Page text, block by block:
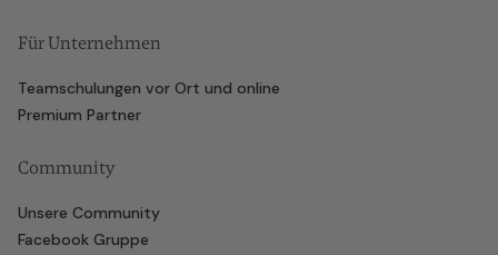
Für Unternehmen
Teamschulungen vor Ort und online
Premium Partner
Community
Unsere Community
Facebook Gruppe